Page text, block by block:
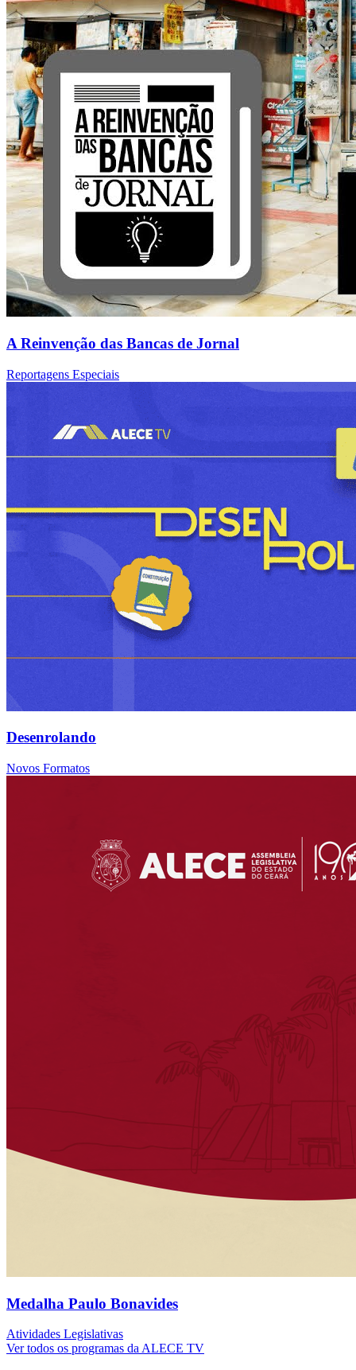
A Reinvenção das Bancas de Jornal
Reportagens Especiais
Desenrolando
Novos Formatos
Medalha Paulo Bonavides
Atividades Legislativas
Ver todos os programas da ALECE TV